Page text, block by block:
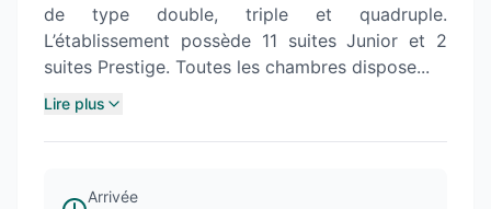
de type double, triple et quadruple.
L’établissement possède 11 suites Junior et 2
suites Prestige. Toutes les chambres dispose...
Lire plus
Arrivée